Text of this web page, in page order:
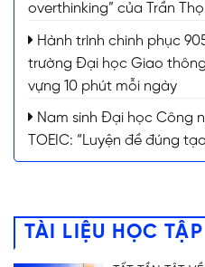
overthinking” của Trần
Hành trình chinh phục
trường Đại học Giao
vựng 10 phút mỗi ngày
Nam sinh Đại học Công
TOEIC: “Luyện đề đúng
TÀI LIỆU HỌC TẬP